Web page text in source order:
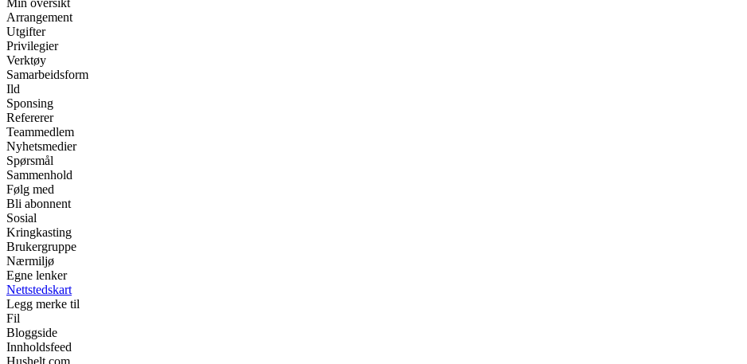
Min oversikt
Arrangement
Utgifter
Privilegier
Verktøy
Samarbeidsform
Ild
Sponsing
Refererer
Teammedlem
Nyhetsmedier
Spørsmål
Sammenhold
Følg med
Bli abonnent
Sosial
Kringkasting
Brukergruppe
Nærmiljø
Egne lenker
Nettstedskart
Legg merke til
Fil
Bloggside
Innholdsfeed